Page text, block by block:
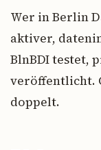
Wer in Berlin
aktiver,
BlnBDI testet,
veröffentlicht.
doppelt.